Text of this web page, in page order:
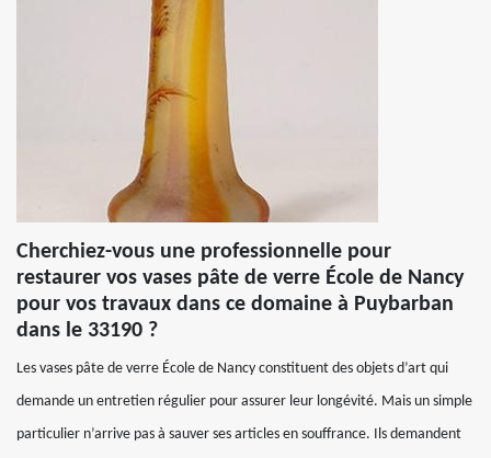
Cherchiez-vous une professionnelle pour
restaurer vos vases pâte de verre École de Nancy
pour vos travaux dans ce domaine à Puybarban
dans le 33190 ?
Les vases pâte de verre École de Nancy constituent des objets d’art qui
demande un entretien régulier pour assurer leur longévité. Mais un simple
particulier n’arrive pas à sauver ses articles en souffrance. Ils demandent